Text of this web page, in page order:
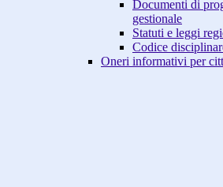
Documenti di
gestionale
Statuti e leggi
Codice
Oneri informativi per